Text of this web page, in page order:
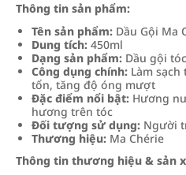
Thông tin sản phẩm:
Tên sản phẩm: Dầu Gội Ma
Dung tích: 450ml
Dạng sản phẩm: Dầu gội tóc
Công dụng chính: Làm
tổn, tăng độ óng mượt
Đặc điểm nổi bật: Hương
hương trên tóc
Đối tượng sử dụng: Người
Thương hiệu: Ma Chérie
Thông tin thương hiệu & sản